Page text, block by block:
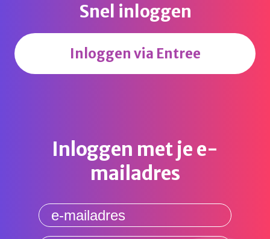
Snel inloggen
Inloggen via Entree
Inloggen met je e-
mailadres